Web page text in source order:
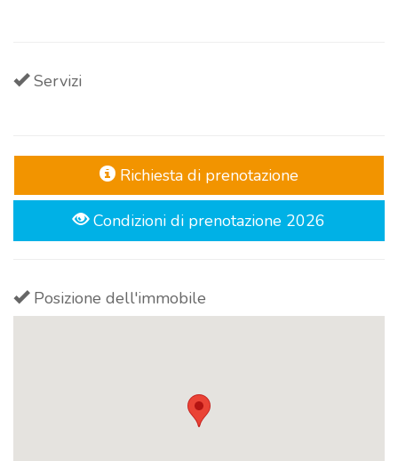
Servizi
Richiesta di prenotazione
Condizioni di prenotazione 2026
Posizione dell'immobile